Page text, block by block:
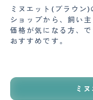
ミヌエット(ブラウン
ショップから、飼い
価格が気になる方、
おすすめです。
ミ